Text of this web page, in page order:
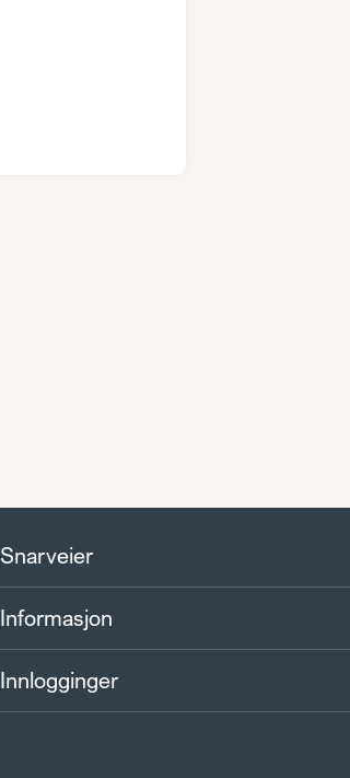
Snarveier
Informasjon
Innlogginger